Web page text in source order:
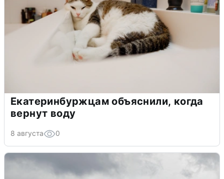
Екатеринбуржцам объяснили, когда
вернут воду
8 августа 0